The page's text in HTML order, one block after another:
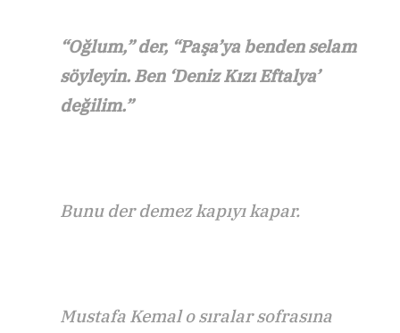
“Oğlum,” der, “Paşa’ya benden selam
söyleyin. Ben ‘Deniz Kızı Eftalya’
değilim.”
Bunu der demez kapıyı kapar.
Mustafa Kemal o sıralar sofrasına